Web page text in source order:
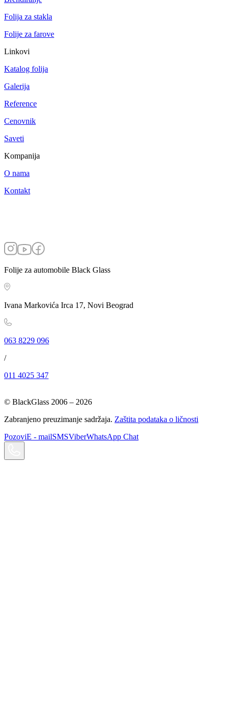
Folija za stakla
Folije za farove
Linkovi
Katalog folija
Galerija
Reference
Cenovnik
Saveti
Kompanija
O nama
Kontakt
Folije za automobile Black Glass
Ivana Markovića Irca 17, Novi Beograd
063 8229 096
/
011 4025 347
© BlackGlass 2006 – 2026
Zabranjeno preuzimanje sadržaja. Zaštita podataka o ličnosti
PozoviE - mailSMSViberWhatsApp Chat